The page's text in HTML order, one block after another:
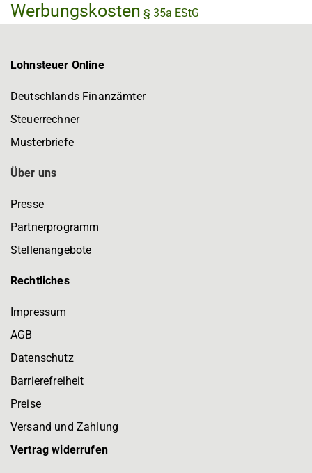
Werbungskosten § 35a EStG
Lohnsteuer Online
Deutschlands Finanzämter
Steuerrechner
Musterbriefe
Über uns
Presse
Partnerprogramm
Stellenangebote
Rechtliches
Impressum
AGB
Datenschutz
Barrierefreiheit
Preise
Versand und Zahlung
Vertrag widerrufen